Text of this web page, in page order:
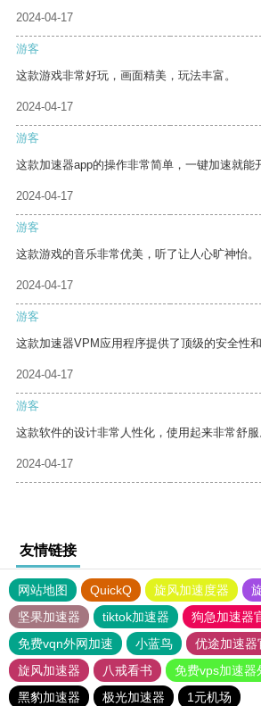
2024-04-17
游客
这款游戏非常好玩，画面精美，玩法丰富。
2024-04-17
游客
这款加速器app的操作非常简单，一键加速就能
2024-04-17
游客
这款游戏的音乐非常优美，听了让人心旷神怡。
2024-04-17
游客
这款加速器VPM应用程序提供了顶级的安全性和
2024-04-17
游客
这款软件的设计非常人性化，使用起来非常舒服
2024-04-17
友情链接
网站地图 QuickQ 旋风加速度器
坚果加速器
tiktok加速器
狗急加速器
免费vqn外网加速
小蓝鸟 优途加速器
旋风加速器
八戒看书
免费vps加速器
黑豹加速器
极光加速器 1元机场